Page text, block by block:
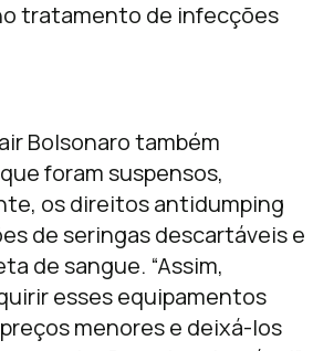
tratamento de infecções
Bolsonaro também
foram suspensos,
os direitos antidumping
de seringas descartáveis e
de sangue. “Assim,
esses equipamentos
menores e deixá-los